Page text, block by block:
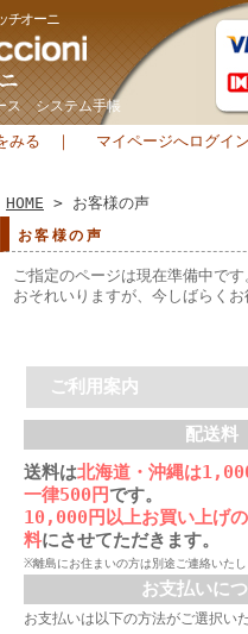
チオーニ
ス システム手帳
みる ｜ マイページへログイ
HOME > お客様の声
お客様の声
ご指定のページは現在準備中です
おそれいりますが、今しばらく
ご利用案内
配送料
送料は北海道・沖縄は
一律500円です。
10,000円以上お買い上げ
料にさせてただきます。
※離島にお住まいの方は別途ご連絡いた
お支払いに
お支払いは以下の方法がご選択い